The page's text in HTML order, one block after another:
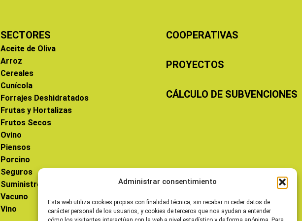
Administrar consentimiento
Esta web utiliza cookies propias con finalidad técnica, sin recabar ni ceder datos de
carácter personal de los usuarios, y cookies de terceros que nos ayudan a entender
SECTORES
Aceite de Oliva
Arroz
Cereales
Cunícola
Forrajes Deshidratados
Frutas y Hortalizas
Frutos Secos
Ovino
Piensos
Porcino
Seguros
Suministros
Vacuno
Vino
COOPERATIVAS
PROYECTOS
CÁLCULO DE SUBVENCIONES